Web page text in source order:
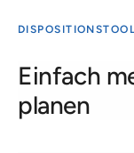
Einfach
planen